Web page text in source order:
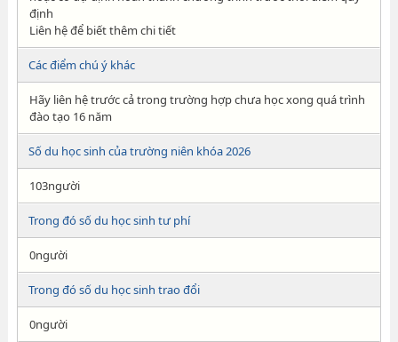
định
Liên hệ để biết thêm chi tiết
Các điểm chú ý khác
Hãy liên hệ trước cả trong trường hợp chưa học xong quá trình
đào tạo 16 năm
Số du học sinh của trường niên khóa 2026
103người
Trong đó số du học sinh tư phí
0người
Trong đó số du học sinh trao đổi
0người